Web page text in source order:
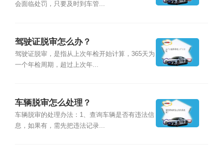
会面临处罚，只要及时到车管...
驾驶证脱审怎么办？
驾驶证脱审，是指从上次年检开始计算，365天为
一个年检周期，超过上次年...
车辆脱审怎么处理？
车辆脱审的处理办法：1、查询车辆是否有违法信
息，如果有，需先把违法记录...